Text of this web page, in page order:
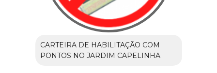
CARTEIRA DE HABILITAÇÃO COM
PONTOS NO JARDIM CAPELINHA